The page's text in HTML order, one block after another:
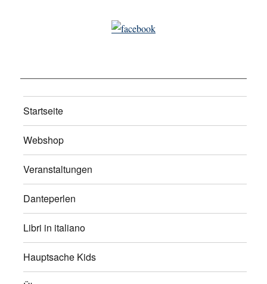
Startseite
Webshop
Veranstaltungen
Danteperlen
Libri in italiano
Hauptsache Kids